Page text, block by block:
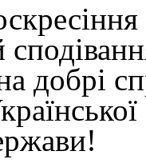
добрі